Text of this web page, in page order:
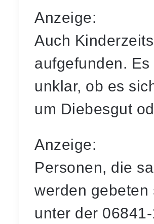
Anzeige:
Auch
aufgefunden.
unklar, ob es
um Diebesgut
Anzeige:
Personen, die
werden gebeten
unter der